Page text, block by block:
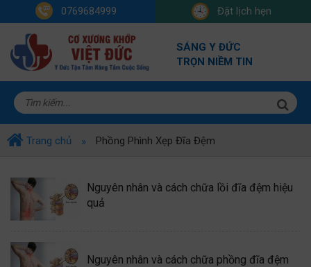
0769684999 Đặt lịch hẹn
SÁNG Y ĐỨC
TRỌN NIỀM TIN
Trang chủ Phồng Phình Xẹp Đĩa Đệm
Nguyên nhân và cách chữa lồi đĩa đệm hiệu
quả
Nguyên nhân và cách chữa phồng đĩa đệm